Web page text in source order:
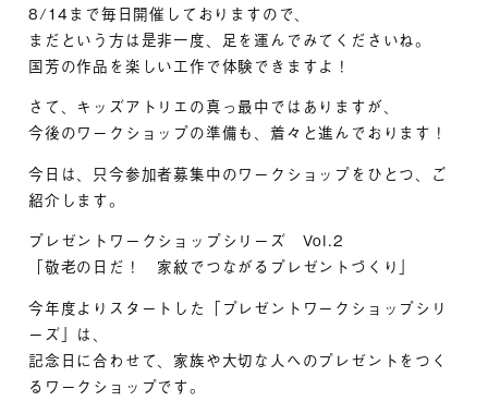
8/14まで毎日開催しておりますので、
まだという方は是非一度、足を運んでみてくださいね。
国芳の作品を楽しい工作で体験できますよ！
さて、キッズアトリエの真っ最中ではありますが、
今後のワークショップの準備も、着々と進んでおります！
今日は、只今参加者募集中のワークショップをひとつ、ご
紹介します。
プレゼントワークショップシリーズ Vol.2
「敬老の日だ！ 家紋でつながるプレゼントづくり」
今年度よりスタートした「プレゼントワークショップシリ
ーズ」は、
記念日に合わせて、家族や大切な人へのプレゼントをつく
るワークショップです。